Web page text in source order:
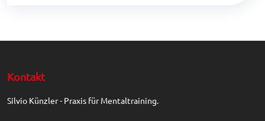
Kontakt
Silvio Künzler - Praxis für Mentaltraining.